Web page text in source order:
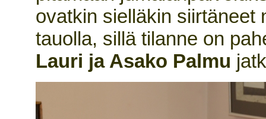
ovatkin sielläkin siirtäneet
tauolla, sillä tilanne on
Lauri ja Asako Palmu